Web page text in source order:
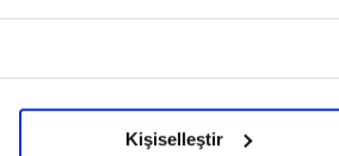
Kişiselleştir